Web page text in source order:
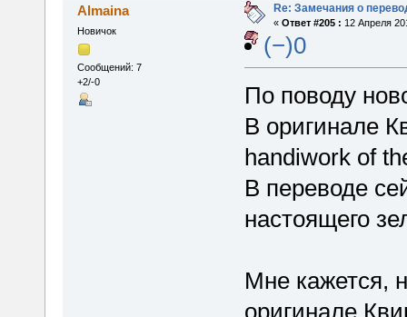
Almaina
Новичок
Сообщений: 7
+2/-0
Re: Замечания о
« Ответ #205 : 12 Апреля
(−)0
По поводу
В оригинале
handiwork of
В переводе
настоящего
Мне кажется,
оригинале